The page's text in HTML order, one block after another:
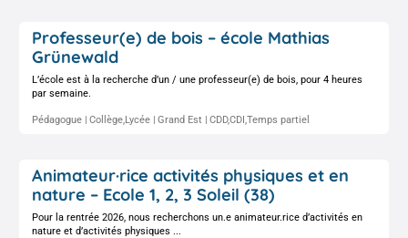
Professeur(e) de bois – école Mathias
Grünewald
L’école est à la recherche d’un / une professeur(e) de bois, pour 4 heures
par semaine.
Pédagogue Collège,Lycée Grand Est CDD,CDI,Temps partiel
Animateur·rice activités physiques et en
nature – Ecole 1, 2, 3 Soleil (38)
Pour la rentrée 2026, nous recherchons un.e animateur.rice d’activités en
nature et d’activités physiques ...